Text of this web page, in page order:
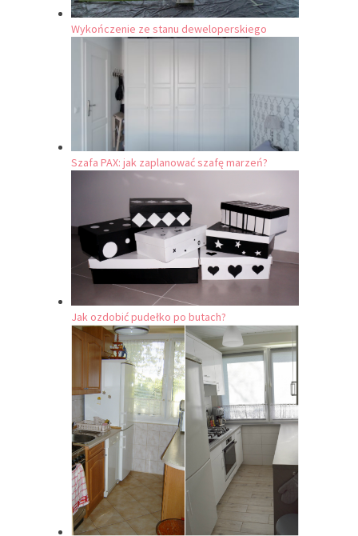
Wykończenie ze stanu deweloperskiego
Szafa PAX: jak zaplanować szafę marzeń?
Jak ozdobić pudełko po butach?